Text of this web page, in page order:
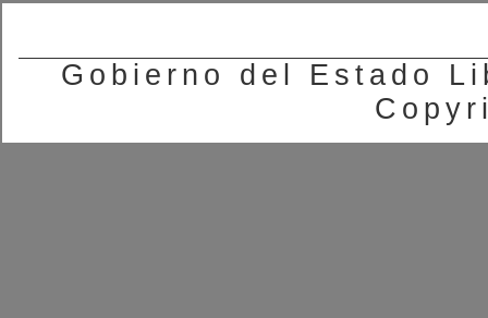
Gobierno del Estado